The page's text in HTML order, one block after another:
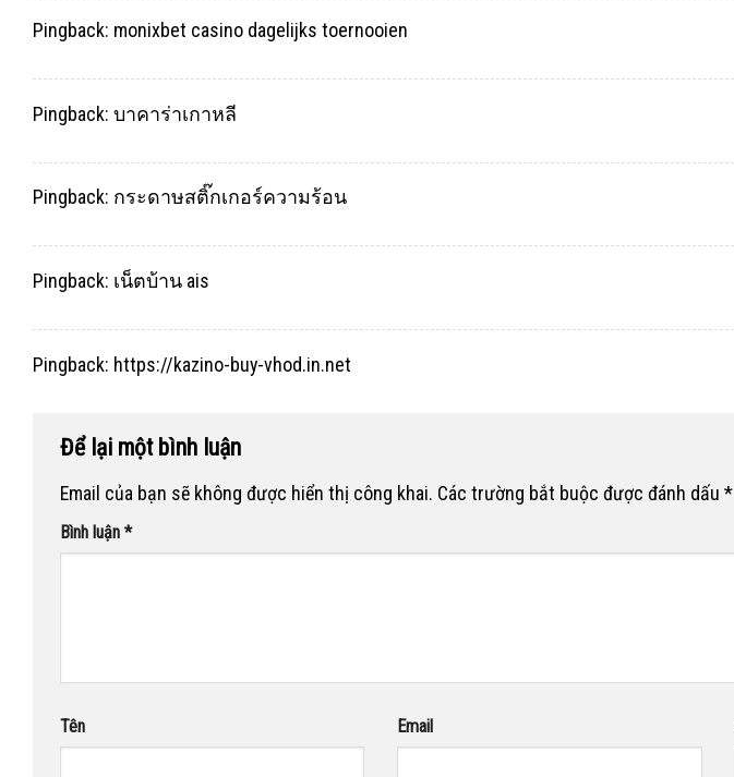
Pingback: monixbet casino dagelijks toernooien
Pingback: บาคาร่าเกาหลี
Pingback: กระดาษสติ๊กเกอร์ความร้อน
Pingback: เน็ตบ้าน ais
Pingback: https://kazino-buy-vhod.in.net
Để lại một bình luận
Email của bạn sẽ không được hiển thị công khai. Các trường bắt buộc được đánh dấu *
Bình luận *
Tên Email